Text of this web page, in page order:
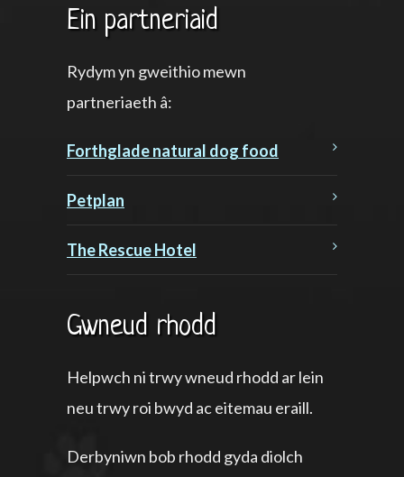
Ein partneriaid
Rydym yn gweithio mewn
partneriaeth â:
Forthglade natural dog food
Petplan
The Rescue Hotel
Gwneud rhodd
Helpwch ni trwy wneud rhodd ar lein
neu trwy roi bwyd ac eitemau eraill.
Derbyniwn bob rhodd gyda diolch